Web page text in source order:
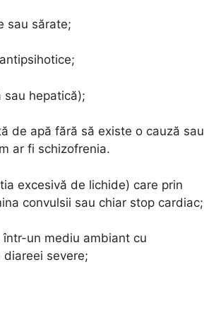
sau sărate;
sau hepatică);
de apă fără să existe o cauză sau
ar fi schizofrenia.
excesivă de lichide) care prin
convulsii sau chiar stop cardiac;
un mediu ambiant cu
severe;